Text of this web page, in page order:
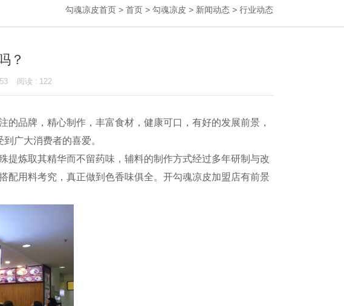
勾魂凉皮首页 > 首页 > 勾魂凉皮 > 新闻动态 > 行业动态
？
阅读 : 122
品牌，精心制作，丰富食材，健康可口，有好的发展前景，
广大消费者的喜爱。
炼取其精华而不留药味，辅料的制作方式经过多年研制与改
配用料考究，真正做到色香味俱全。开勾魂凉皮加盟店有前景